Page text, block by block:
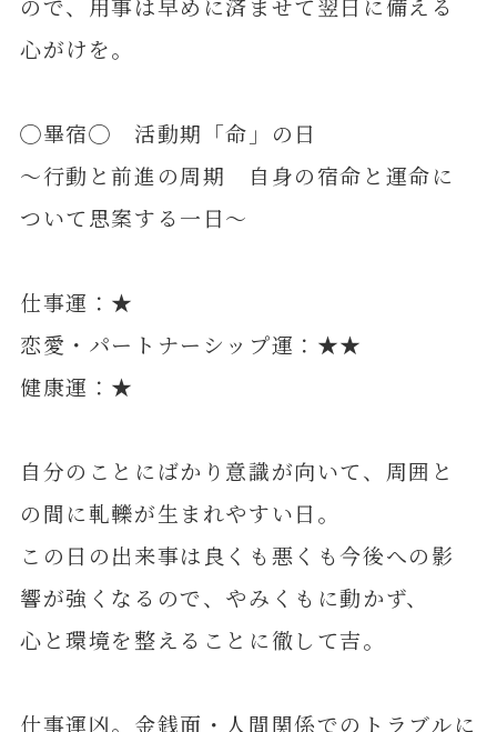
ので、用事は早めに済ませて翌日に備える
心がけを。
◯畢宿◯ 活動期「命」の日
～行動と前進の周期 自身の宿命と運命に
ついて思案する一日～
仕事運：★
恋愛・パートナーシップ運：★★
健康運：★
自分のことにばかり意識が向いて、周囲と
の間に軋轢が生まれやすい日。
この日の出来事は良くも悪くも今後への影
響が強くなるので、やみくもに動かず、
心と環境を整えることに徹して吉。
仕事運凶。金銭面・人間関係でのトラブルに